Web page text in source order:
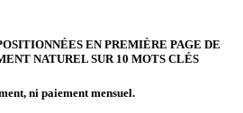
EN PREMIÈRE PAGE DE
NATUREL SUR 10 MOTS CLÉS
ni paiement mensuel.